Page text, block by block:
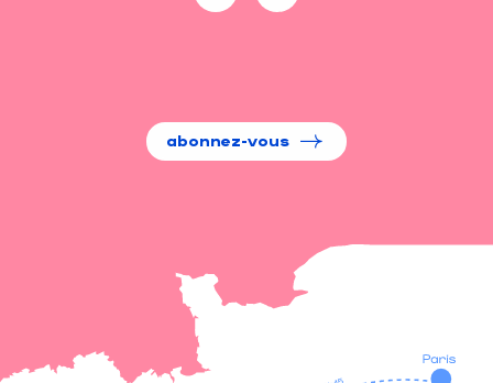
abonnez-vous